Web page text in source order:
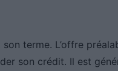
terme. L’offre
son crédit. Il est